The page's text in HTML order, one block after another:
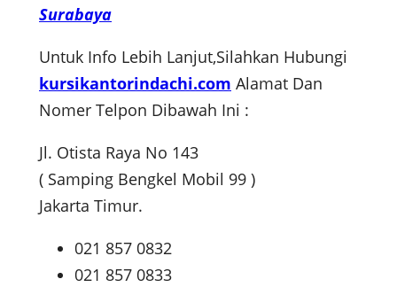
Surabaya
Untuk Info Lebih Lanjut,Silahkan Hubungi
kursikantorindachi.com Alamat Dan
Nomer Telpon Dibawah Ini :
Jl. Otista Raya No 143
( Samping Bengkel Mobil 99 )
Jakarta Timur.
021 857 0832
021 857 0833